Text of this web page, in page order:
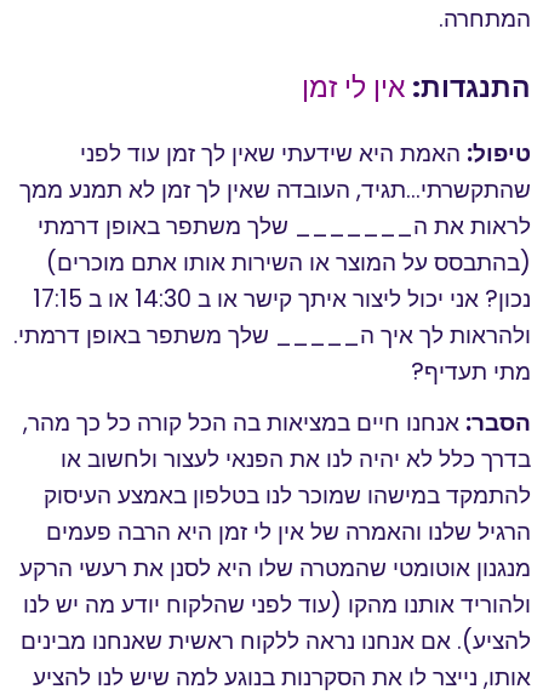
המתחרה.
התנגדות: אין לי זמן
טיפול: האמת היא שידעתי שאין לך זמן עוד לפני
שהתקשרתי…תגיד, העובדה שאין לך זמן לא תמנע ממך
לראות את ה_______ שלך משתפר באופן דרמתי
(בהתבסס על המוצר או השירות אותו אתם מוכרים)
נכון? אני יכול ליצור איתך קישר או ב 14:30 או ב 17:15
ולהראות לך איך ה_____ שלך משתפר באופן דרמתי.
מתי תעדיף?
הסבר: אנחנו חיים במציאות בה הכל קורה כל כך מהר,
בדרך כלל לא יהיה לנו את הפנאי לעצור ולחשוב או
להתמקד במישהו שמוכר לנו בטלפון באמצע העיסוק
הרגיל שלנו והאמרה של אין לי זמן היא הרבה פעמים
מנגנון אוטומטי שהמטרה שלו היא לסנן את רעשי הרקע
ולהוריד אותנו מהקו (עוד לפני שהלקוח יודע מה יש לנו
להציע). אם אנחנו נראה ללקוח ראשית שאנחנו מבינים
אותו, נייצר לו את הסקרנות בנוגע למה שיש לנו להציע